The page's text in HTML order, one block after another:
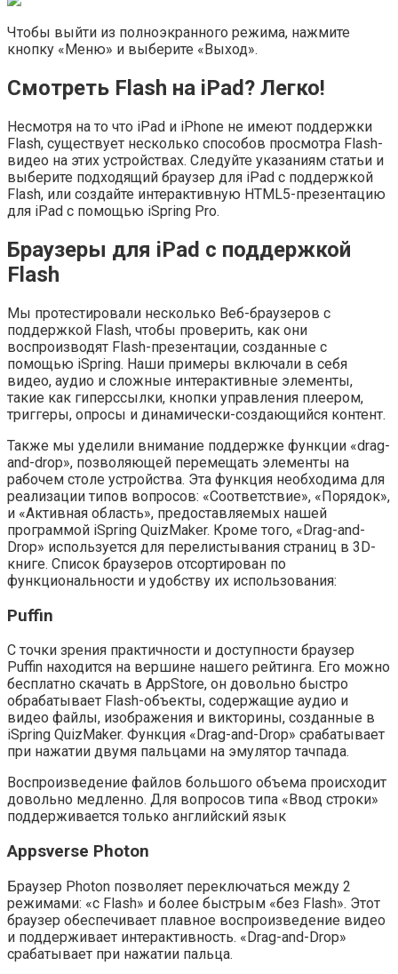
Чтобы выйти из полноэкранного режима, нажмите
кнопку «Меню» и выберите «Выход».
Смотреть Flash на iPad? Легко!
Несмотря на то что iPad и iPhone не имеют поддержки
Flash, существует несколько способов просмотра Flash-
видео на этих устройствах. Следуйте указаниям статьи и
выберите подходящий браузер для iPad с поддержкой
Flash, или создайте интерактивную HTML5-презентацию
для iPad с помощью iSpring Pro.
Браузеры для iPad с поддержкой
Flash
Мы протестировали несколько Веб-браузеров с
поддержкой Flash, чтобы проверить, как они
воспроизводят Flash-презентации, созданные с
помощью iSpring. Наши примеры включали в себя
видео, аудио и сложные интерактивные элементы,
такие как гиперссылки, кнопки управления плеером,
триггеры, опросы и динамически-создающийся контент.
Также мы уделили внимание поддержке функции «drag-
and-drop», позволяющей перемещать элементы на
рабочем столе устройства. Эта функция необходима для
реализации типов вопросов: «Соответствие», «Порядок»,
и «Активная область», предоставляемых нашей
программой iSpring QuizMaker. Кроме того, «Drag-and-
Drop» используется для перелистывания страниц в 3D-
книге. Список браузеров отсортирован по
функциональности и удобству их использования:
Puffin
С точки зрения практичности и доступности браузер
Puffin находится на вершине нашего рейтинга. Его можно
бесплатно скачать в AppStore, он довольно быстро
обрабатывает Flash-объекты, содержащие аудио и
видео файлы, изображения и викторины, созданные в
iSpring QuizMaker. Функция «Drag-and-Drop» срабатывает
при нажатии двумя пальцами на эмулятор тачпада.
Воспроизведение файлов большого объема происходит
довольно медленно. Для вопросов типа «Ввод строки»
поддерживается только английский язык
Appsverse Photon
Браузер Photon позволяет переключаться между 2
режимами: «с Flash» и более быстрым «без Flash». Этот
браузер обеспечивает плавное воспроизведение видео
и поддерживает интерактивность. «Drag-and-Drop»
срабатывает при нажатии пальца.